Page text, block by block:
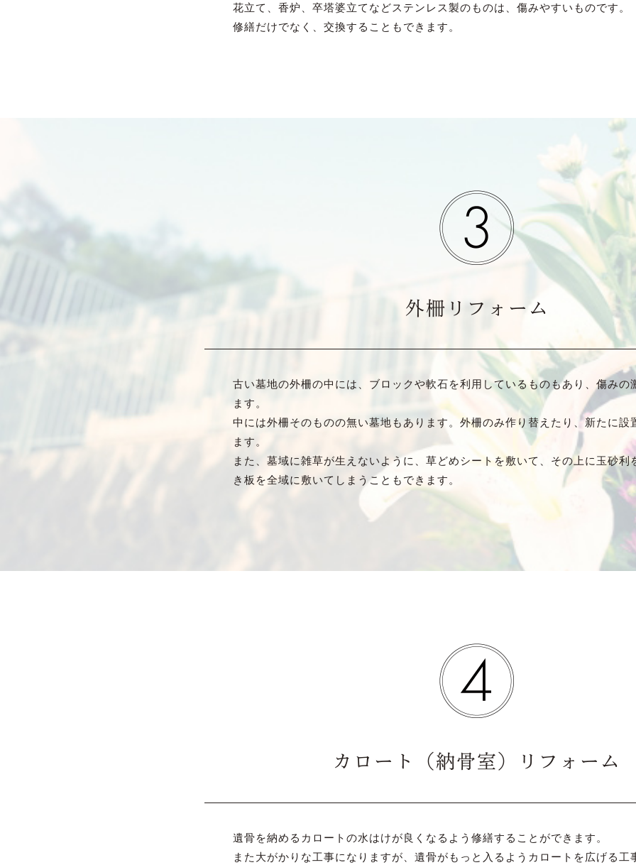
花立て、香炉、卒塔婆立てなどステンレス製のものは、傷みやすいものです。
修繕だけでなく、交換することもできます。
外柵リフォーム
古い墓地の外柵の中には、ブロックや軟石を利用しているものもあり、傷みの
ます。
中には外柵そのものの無い墓地もあります。外柵のみ作り替えたり、新たに設
ます。
また、墓域に雑草が生えないように、草どめシートを敷いて、その上に玉砂利
き板を全域に敷いてしまうこともできます。
カロート（納骨室）リフォーム
遺骨を納めるカロートの水はけが良くなるよう修繕することができます。
また大がかりな工事になりますが、遺骨がもっと入るようカロートを広げる工